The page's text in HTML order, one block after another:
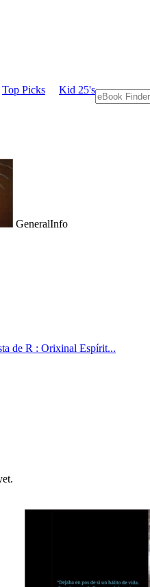
Top Picks Kid 25's
GeneralInfo
de R : Orixinal Espírit...